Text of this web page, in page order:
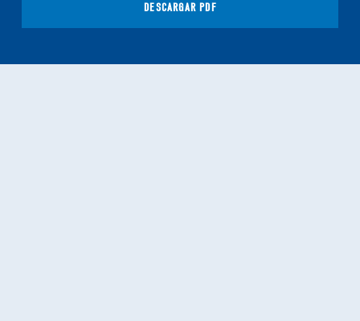
DESCARGAR PDF